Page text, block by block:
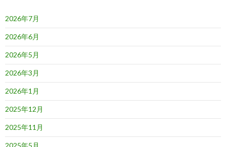
2026年7月
2026年6月
2026年5月
2026年3月
2026年1月
2025年12月
2025年11月
2025年5月